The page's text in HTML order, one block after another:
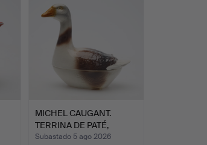
MICHEL CAUGANT.
TERRINA DE PATÉ,
cerámica,…
Subastado 5 ago 2026